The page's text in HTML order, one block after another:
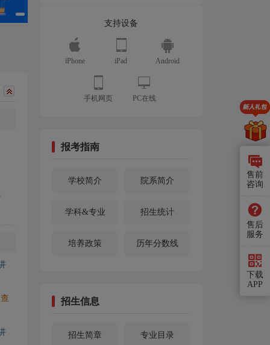
支持设备
iPhone iPad Android
手机网页 PC在线
报考指南
学校简介 院系简介
学科&专业 招生统计
培养政策 历年分数线
招生信息
招生简章 专业目录
售前
咨询
售后
服务
下载
APP